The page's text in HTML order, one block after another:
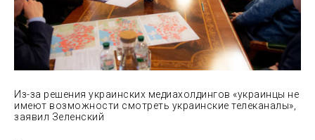
Из-за решения украинских медиахолдингов «украинцы не
имеют возможности смотреть украинские телеканалы»,
заявил Зеленский